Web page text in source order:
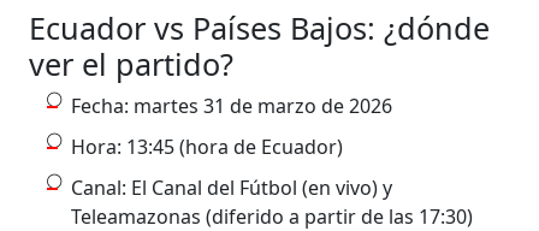
Ecuador vs Países Bajos: ¿dónde
ver el partido?
Fecha: martes 31 de marzo de 2026
Hora: 13:45 (hora de Ecuador)
Canal: El Canal del Fútbol (en vivo) y
Teleamazonas (diferido a partir de las 17:30)